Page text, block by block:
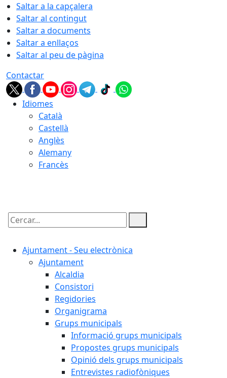
Saltar a la capçalera
Saltar al contingut
Saltar a documents
Saltar a enllaços
Saltar al peu de pàgina
Contactar
Idiomes
Català
Castellà
Anglès
Alemany
Francès
Cercar:
Ajuntament - Seu electrònica
Ajuntament
Alcaldia
Consistori
Regidories
Organigrama
Grups municipals
Informació grups municipals
Propostes grups municipals
Opinió dels grups municipals
Entrevistes radiofòniques